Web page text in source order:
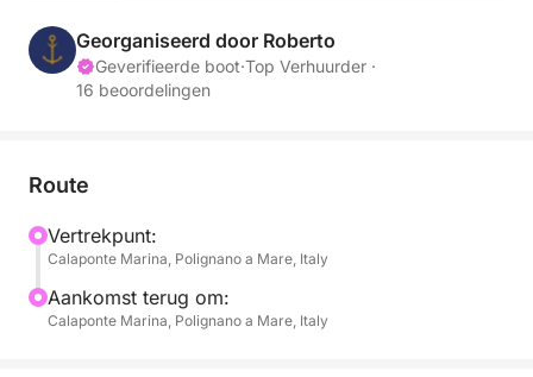
transformeren terwijl de zon ondergaat in een
explosie van kleuren.
indrukwekkende zeegrotten.
Zuidkust: Ontdek afgelegen baaien, een bruisend
onderwaterleven en verborgen grotten, allemaal
Georganiseerd door Roberto
Geverifieerde boot·Top Verhuurder ·
16 beoordelingen
Route
Vertrekpunt:
Calaponte Marina, Polignano a Mare, Italy
Aankomst terug om:
Calaponte Marina, Polignano a Mare, Italy